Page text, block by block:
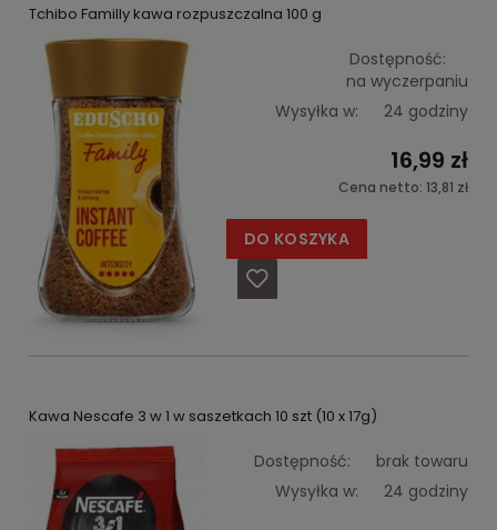
Tchibo Familly kawa rozpuszczalna 100 g
Dostępność:
na wyczerpaniu
Wysyłka w:
24 godziny
16,99 zł
Cena netto: 13,81 zł
DO KOSZYKA
Kawa Nescafe 3 w 1 w saszetkach 10 szt (10 x 17g)
Dostępność:
brak towaru
Wysyłka w:
24 godziny